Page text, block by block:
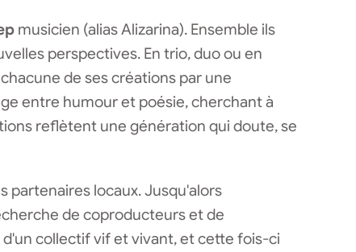
musicien (alias Alizarina). Ensemble ils
perspectives. En trio, duo ou en
de ses créations par une
entre humour et poésie, cherchant à
reflètent une génération qui doute, se
partenaires locaux. Jusqu'alors
de coproducteurs et de
collectif vif et vivant, et cette fois-ci